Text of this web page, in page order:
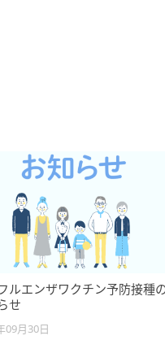
ルエンザワクチン予防接種
せ
09月30日